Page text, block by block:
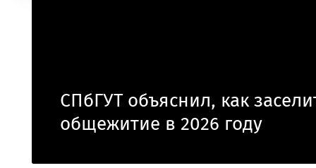
СПбГУТ объяснил, как
общежитие в 2026 году